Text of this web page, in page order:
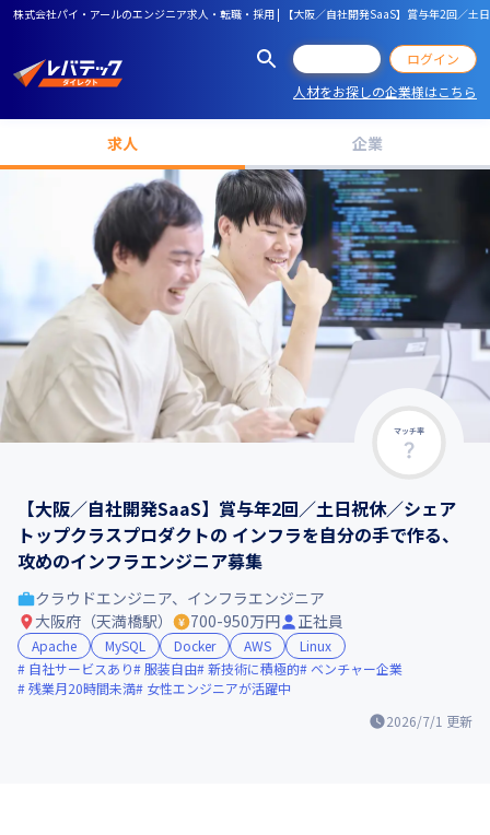
株式会社パイ・アールのエンジニア求人・転職・採用 | 【大阪／自社開発SaaS】賞与年2回／
ログイン
人材をお探しの企業様はこちら
求人 企業
マッチ率
【大阪／自社開発SaaS】賞与年2回／土日祝休／シェア
トップクラスプロダクトの インフラを自分の手で作る、
攻めのインフラエンジニア募集
2026/7/1 更新
クラウドエンジニア、インフラエンジニア
大阪府（天満橋駅）
700-950万円 正社員
Apache MySQL Docker AWS
Linux
自社サービスあり
服装自由 新技術に積極的
ベンチャー企業
残業月20時間未満
女性エンジニアが活躍中